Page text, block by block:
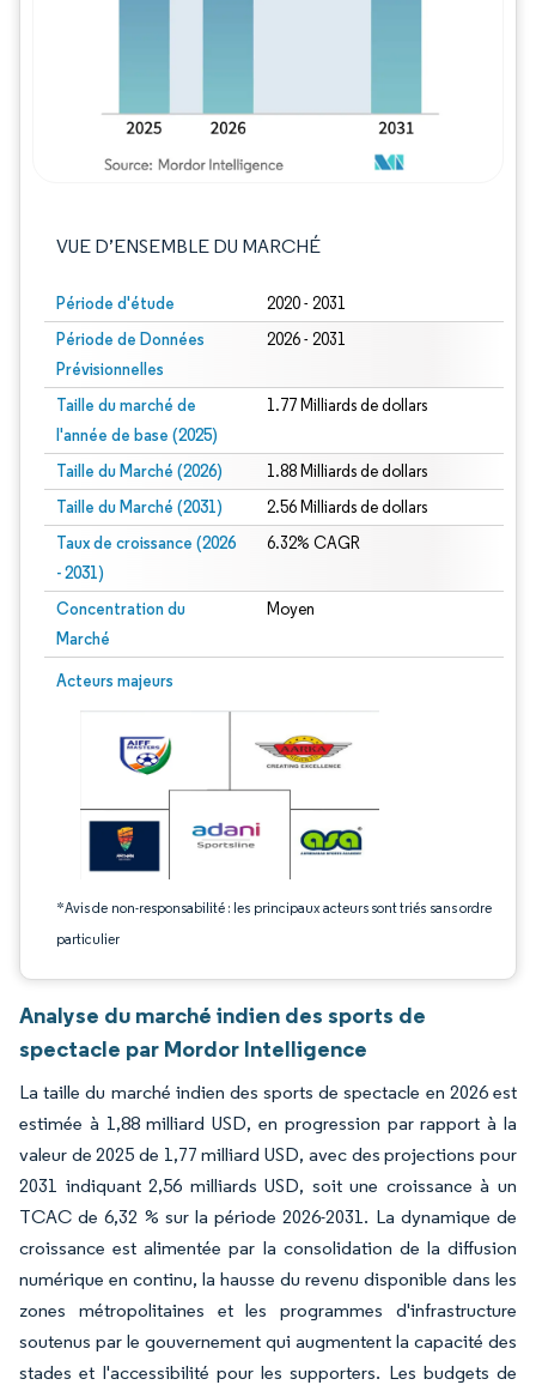
VUE D’ENSEMBLE DU MARCHÉ
Période d'étude 2020 - 2031
Période de Données
Prévisionnelles
2026 - 2031
Taille du marché de
l'année de base (2025)
1.77 Milliards de dollars
Taille du Marché (2026) 1.88 Milliards de dollars
Taille du Marché (2031) 2.56 Milliards de dollars
Taux de croissance (2026
- 2031)
6.32% CAGR
Concentration du
Marché
Moyen
Acteurs majeurs
*Avis de non-responsabilité : les principaux acteurs sont triés sans ordre
particulier
Image © Mordor Intelligence. La réutilisation nécessite une attribution sous CC
Analyse du marché indien des sports de
spectacle par Mordor Intelligence
La taille du marché indien des sports de spectacle en 2026 est
estimée à 1,88 milliard USD, en progression par rapport à la
valeur de 2025 de 1,77 milliard USD, avec des projections pour
2031 indiquant 2,56 milliards USD, soit une croissance à un
TCAC de 6,32 % sur la période 2026-2031. La dynamique de
croissance est alimentée par la consolidation de la diffusion
numérique en continu, la hausse du revenu disponible dans les
zones métropolitaines et les programmes d'infrastructure
soutenus par le gouvernement qui augmentent la capacité des
stades et l'accessibilité pour les supporters. Les budgets de